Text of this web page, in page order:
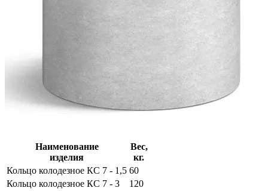
Наименование
изделия
Вес,
кг.
Кольцо колодезное КС 7 - 1,5 60
Кольцо колодезное КС 7 - 3
120